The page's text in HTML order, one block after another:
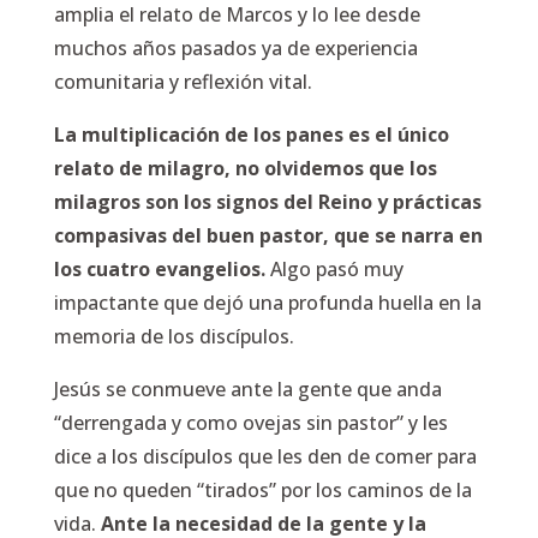
amplia el relato de Marcos y lo lee desde
muchos años pasados ya de experiencia
comunitaria y reflexión vital.
La multiplicación de los panes es el único
relato de milagro, no olvidemos que los
milagros son los signos del Reino y prácticas
compasivas del buen pastor, que se narra en
los cuatro evangelios.Algo pasó muy
impactante que dejó una profunda huella en la
memoria de los discípulos.
Jesús se conmueve ante la gente que anda
“derrengada y como ovejas sin pastor” y les
dice a los discípulos que les den de comer para
que no queden “tirados” por los caminos de la
vida. Ante la necesidad de la gente y la